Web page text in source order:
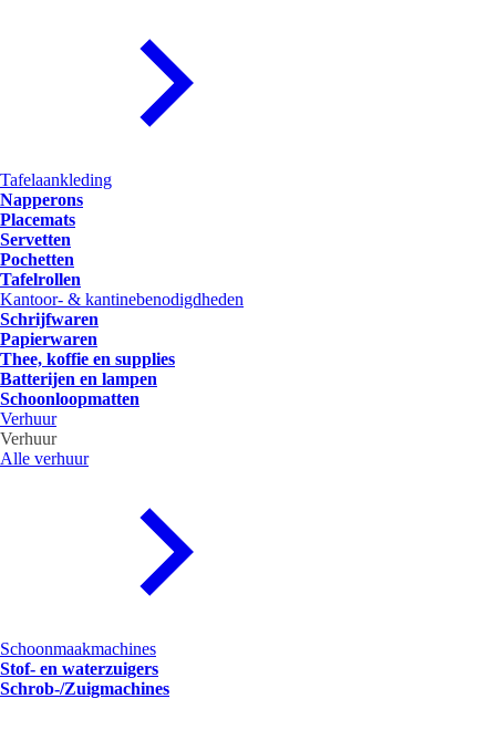
Tafelaankleding
Napperons
Placemats
Servetten
Pochetten
Tafelrollen
Kantoor- & kantinebenodigdheden
Schrijfwaren
Papierwaren
Thee, koffie en supplies
Batterijen en lampen
Schoonloopmatten
Verhuur
Verhuur
Alle verhuur
Schoonmaakmachines
Stof- en waterzuigers
Schrob-/Zuigmachines